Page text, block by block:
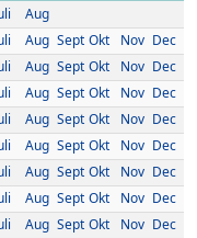
Aug
Aug Sept Okt Nov Dec
Aug Sept Okt Nov Dec
Aug Sept Okt Nov Dec
Aug Sept Okt Nov Dec
Aug Sept Okt Nov Dec
Aug Sept Okt Nov Dec
Aug Sept Okt Nov Dec
Aug Sept Okt Nov Dec